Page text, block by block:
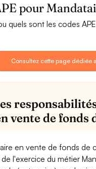
pour
quels sont les codes
Consultez cette page dédiée
vente de fonds
en vente de fonds de
l'exercice du métier